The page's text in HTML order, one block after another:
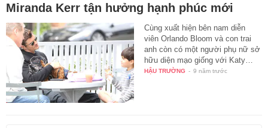
Miranda Kerr tận hưởng hạnh phúc mới
Cùng xuất hiện bên nam diễn
viên Orlando Bloom và con trai
anh còn có một người phụ nữ sở
hữu diện mạo giống với Katy…
HẬU TRƯỜNG - 9 năm trước